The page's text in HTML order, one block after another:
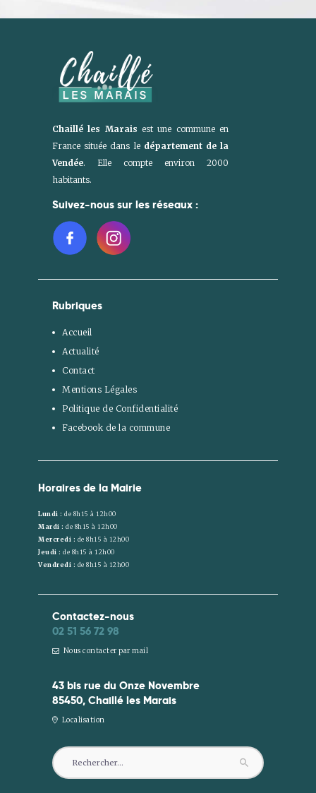
Chaillé les Marais est une commune en
France située dans le département de la
Vendée. Elle compte environ 2000
habitants.
Suivez-nous sur les réseaux :
Rubriques
Accueil
Actualité
Contact
Mentions Légales
Politique de Confidentialité
Facebook de la commune
Horaires de la Mairie
Lundi : de 8h15 à 12h00
Mardi : de 8h15 à 12h00
Mercredi : de 8h15 à 12h00
Jeudi : de 8h15 à 12h00
Vendredi : de 8h15 à 12h00
Contactez-nous
02 51 56 72 98
Nous contacter par mail
43 bis rue du Onze Novembre
85450, Chaillé les Marais
Localisation
Rechercher :